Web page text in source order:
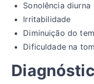
Sonolência diurna
Irritabilidade
Diminuição do
Dificuldade na